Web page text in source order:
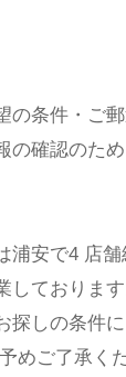
の条件・ご
の確認のた
浦安で4 店
しておりま
探しの条件
めご了承く